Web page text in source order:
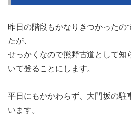
昨日の階段もかなりきつかったの
たが、
せっかくなので熊野古道として知
いて登ることにします。
平日にもかかわらず、大門坂の駐
います。